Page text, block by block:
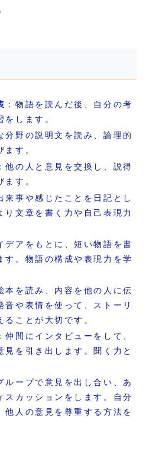
：物語を読んだ後、自分の考
をします。
分野の説明文を読み、論理的
ます。
：他の人と意見を交換し、説得
ます。
来事や感じたことを日記とし
り文章を書く力や自己表現力
デアをもとに、短い物語を書
す。物語の構成や表現力を学
本を読み、内容を他の人に伝
音や表情を使って、ストーリ
ことが大切です。
：仲間にインタビューをして、
見を引き出します。聞く力と
ループで意見を出し合い、あ
スカッションをします。自分
他人の意見を尊重する方法を